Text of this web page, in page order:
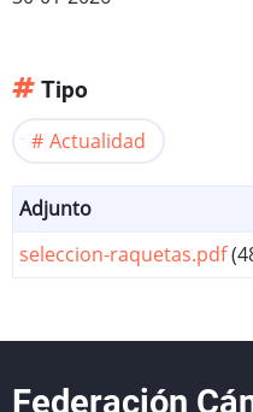
Tipo
Actualidad
Adjunto
seleccion-raquetas.pdf
Federación